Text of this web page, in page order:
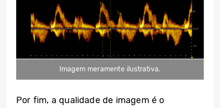
Imagem meramente ilustrativa.
Por fim, a qualidade de imagem é o